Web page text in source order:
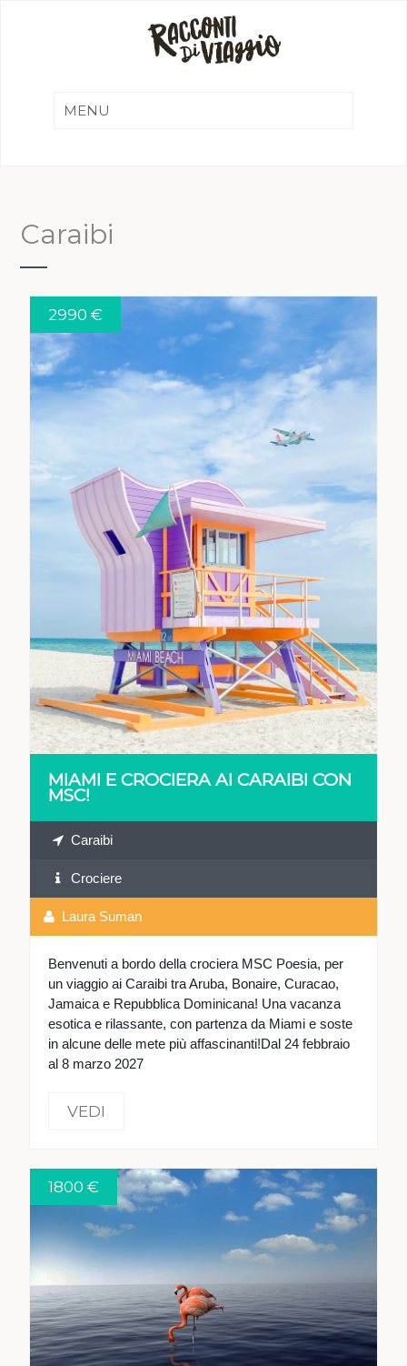
Caraibi
2990 €
VEDI
MIAMI E CROCIERA AI CARAIBI CON
MSC!
Caraibi
Crociere
Laura Suman
Benvenuti a bordo della crociera MSC Poesia, per
un viaggio ai Caraibi tra Aruba, Bonaire, Curacao,
Jamaica e Repubblica Dominicana! Una vacanza
esotica e rilassante, con partenza da Miami e soste
in alcune delle mete più affascinanti!Dal 24 febbraio
al 8 marzo 2027
VEDI
1800 €
VEDI